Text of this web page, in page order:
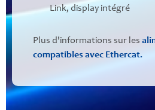
Link, display intégré
Plus d'informations sur les
compatibles avec Ethercat.